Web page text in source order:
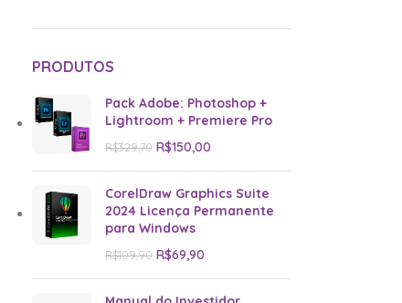
PRODUTOS
Pack Adobe: Photoshop +
Lightroom + Premiere Pro
R$329,70 R$150,00
CorelDraw Graphics Suite
2024 Licença Permanente
para Windows
R$109,90 R$69,90